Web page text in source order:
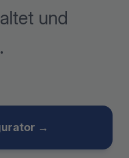
und
→